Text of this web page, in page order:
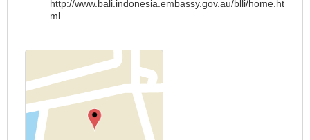
http://www.bali.indonesia.embassy.gov.au/blli/home.ht
ml